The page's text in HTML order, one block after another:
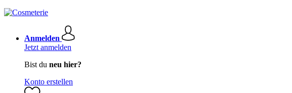
Anmelden
Jetzt anmelden
Bist du neu hier?
Konto erstellen